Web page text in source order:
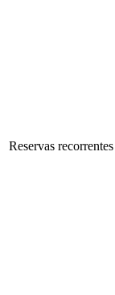
Reservas recorrentes